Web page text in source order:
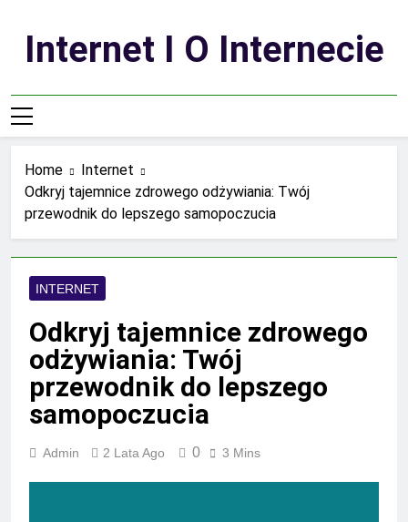
contentInternet I O Internecie
Home
Internet
Odkryj tajemnice zdrowego odżywiania: Twój
przewodnik do lepszego samopoczucia
INTERNET
Odkryj tajemnice zdrowego
odżywiania: Twój
przewodnik do lepszego
samopoczucia
Admin 2 Lata Ago 0 3 Mins